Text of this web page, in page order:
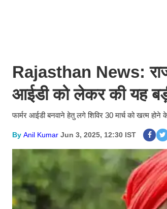
Rajasthan News:
आईडी को लेकर की यह
फार्मर आईडी बनवाने हेतु लगे शिविर 30 मार्च को खत्म होने के
By Anil Kumar Jun 3, 2025, 12:30 IST